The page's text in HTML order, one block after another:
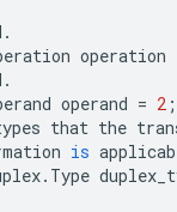
.
operation
.
operand = 2 ;
that the
is
. Type